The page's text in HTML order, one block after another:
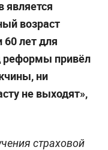
является
возраст
60 лет для
привёл
ни
не выходят»,
страховой